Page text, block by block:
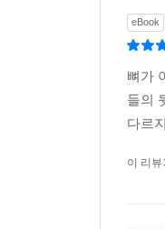
eBook
뼈가
들의
다르
이 리